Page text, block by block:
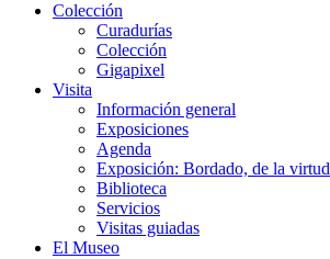
Colección
Curadurías
Colección
Gigapixel
Visita
Información general
Exposiciones
Agenda
Exposición: Bordado, de la virtud
Biblioteca
Servicios
Visitas guiadas
El Museo